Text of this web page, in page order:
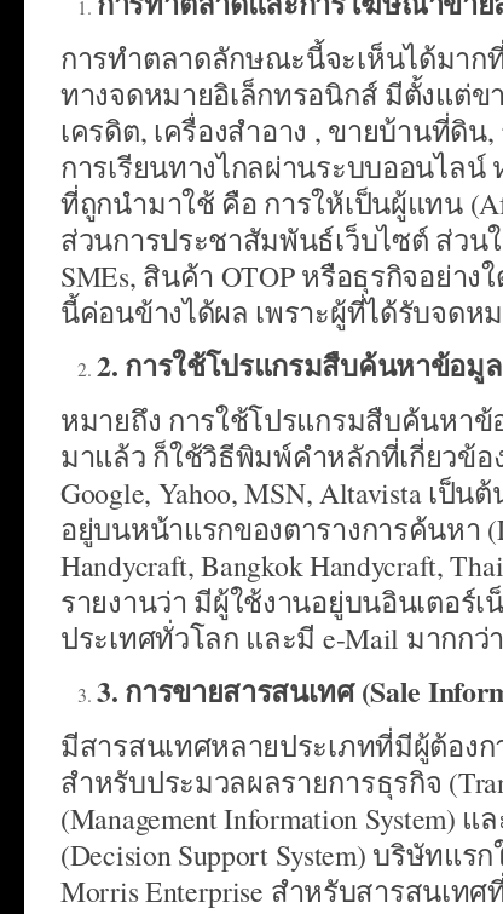
การทำตลาดลักษณะนี้จะเห็นได้มา
ทางจดหมายอิเล็กทรอนิกส์ มีตั้งแต่ข
เครดิต, เครื่องสำอาง , ขายบ้านที่ดิน
การเรียนทางไกลผ่านระบบออนไล
ที่ถูกนำมาใช้ คือ การให้เป็นผู้แทน
ส่วนการประชาสัมพันธ์เว็บไซต์ ส่ว
SMEs, สินค้า OTOP หรือธุรกิจอย่า
นี้ค่อนข้างได้ผล เพราะผู้ที่ได้รับจดห
2. การใช้โปรแกรมสืบค้นหาข้อมูล
หมายถึง การใช้โปรแกรมสืบค้นหา
มาแล้ว ก็ใช้วิธีพิมพ์คำหลักที่เกี่ยวข้อ
Google, Yahoo, MSN, Altavista เ
อยู่บนหน้าแรกของตารางการค้นหา
Handycraft, Bangkok Handycraft,
รายงานว่า มีผู้ใช้งานอยู่บนอินเตอร์
ประเทศทั่วโลก และมี e-Mail มากกว่
3. การขายสารสนเทศ (Sale
มีสารสนเทศหลายประเภทที่มีผู้ต้อง
สำหรับประมวลผลรายการธุรกิจ
(Management Information
(Decision Support System) บริษัทแ
Morris Enterprise สำหรับสารสนเท